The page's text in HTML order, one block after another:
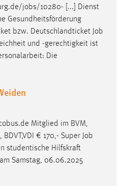
jobs/10280- [...] Dienst
Gesundheitsförderung
bzw. Deutschlandticket Job
und -gerechtigkeit ist
Die
Mitglied im BVM,
BDVT,VDI € 170,- Super Job
studentische Hilfskraft
Samstag, 06.06.2025